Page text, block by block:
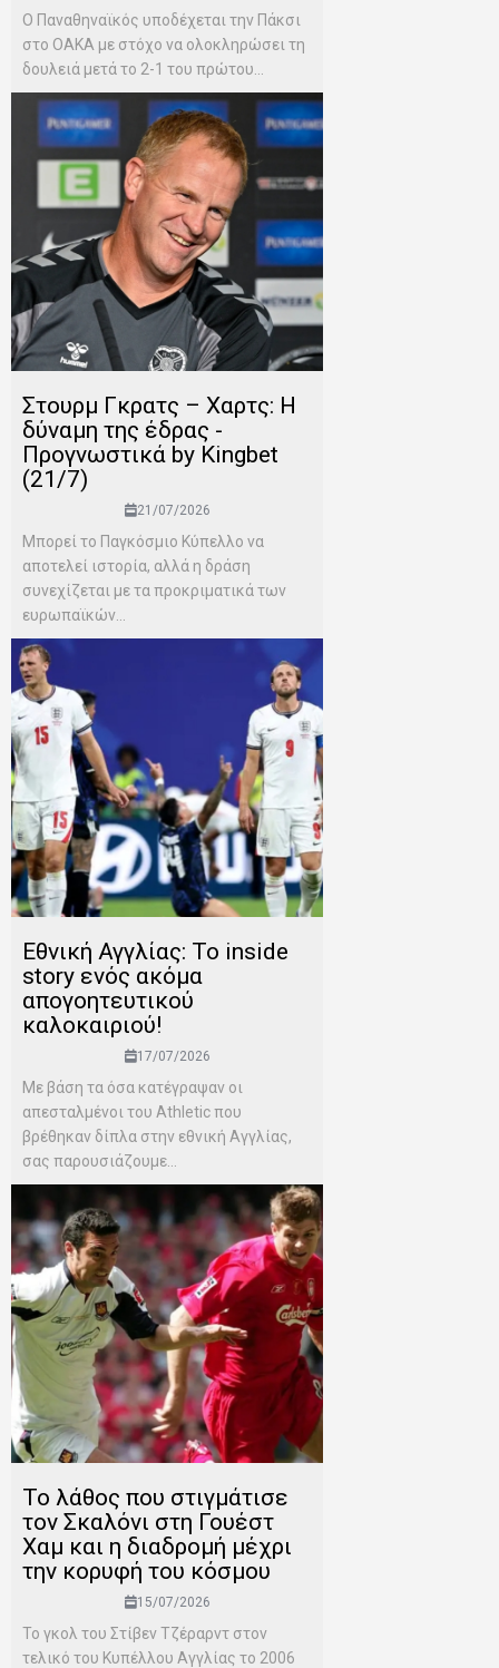
Ο Παναθηναϊκός υποδέχεται την Πάκσι
στο ΟΑΚΑ με στόχο να ολοκληρώσει τη
δουλειά μετά το 2-1 του πρώτου...
Στουρμ Γκρατς – Χαρτς: Η
δύναμη της έδρας -
Προγνωστικά by Kingbet
(21/7)
21/07/2026
Μπορεί το Παγκόσμιο Κύπελλο να
αποτελεί ιστορία, αλλά η δράση
συνεχίζεται με τα προκριματικά των
ευρωπαϊκών...
Εθνική Αγγλίας: Το inside
story ενός ακόμα
απογοητευτικού
καλοκαιριού!
17/07/2026
Mε βάση τα όσα κατέγραψαν οι
απεσταλμένοι του Αthletic που
βρέθηκαν δίπλα στην εθνική Αγγλίας,
σας παρουσιάζουμε...
Το λάθος που στιγμάτισε
τον Σκαλόνι στη Γουέστ
Χαμ και η διαδρομή μέχρι
την κορυφή του κόσμου
15/07/2026
Το γκολ του Στίβεν Τζέραρντ στον
τελικό του Κυπέλλου Αγγλίας το 2006